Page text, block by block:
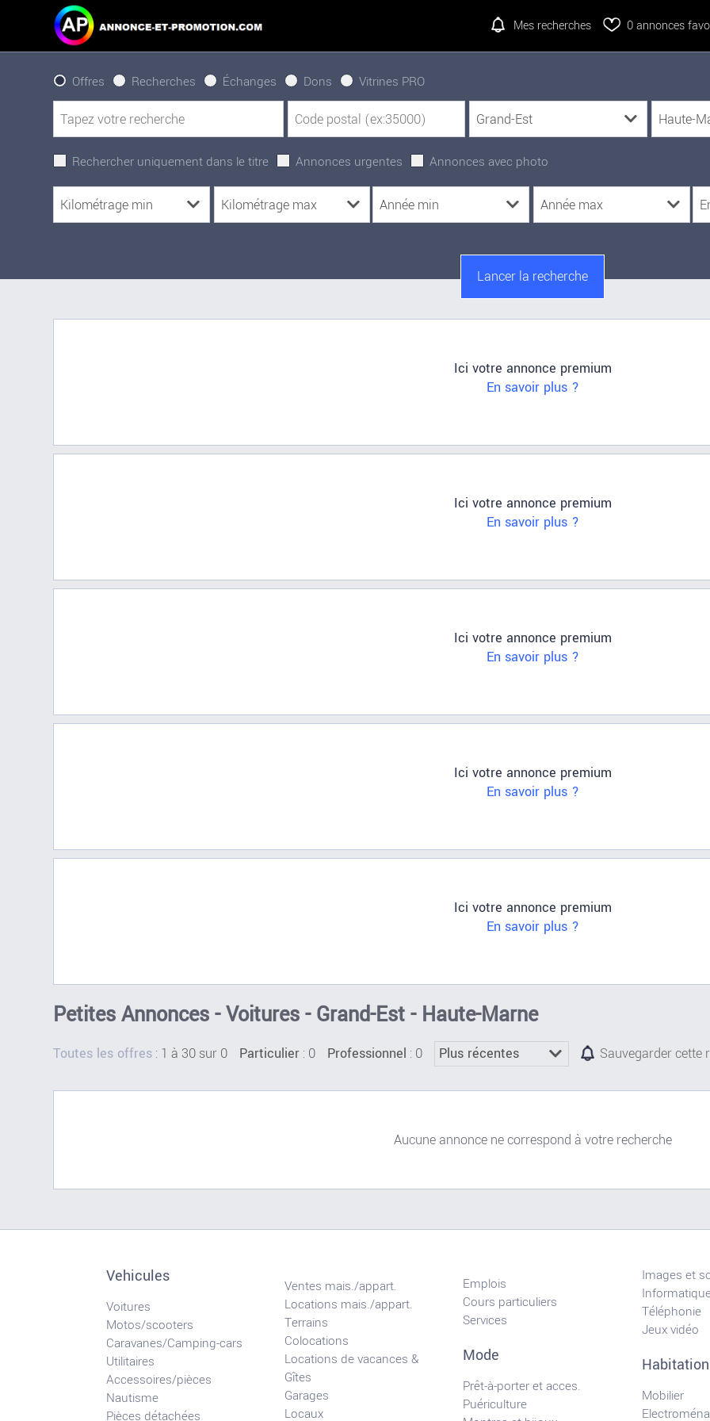
Mes recherches 0annonces
Offres Recherches Échanges Dons Vitrines PRO
Rechercher uniquement dans le titre Annonces urgentes Annonces avec photo
Ici votre annonce premium
En savoir plus ?
Ici votre annonce premium
En savoir plus ?
Ici votre annonce premium
En savoir plus ?
Ici votre annonce premium
En savoir plus ?
Ici votre annonce premium
En savoir plus ?
Petites Annonces - Voitures - Grand-Est - Haute-Marne
Toutes les offres : 1 à 30 sur 0 Particulier : 0 Professionnel : 0 Sauvegarder cette
Aucune annonce ne correspond à votre recherche
Vehicules
Voitures
Motos/scooters
Caravanes/Camping-cars
Utilitaires
Accessoires/pièces
Nautisme
Pièces détachées
Ventes mais./appart.
Locations mais./appart.
Terrains
Colocations
Locations de vacances &
Gîtes
Garages
Locaux
Emplois
Cours particuliers
Services
Mode
Prêt-à-porter et acces.
Puériculture
Images et
Téléphonie
Jeux vidéo
Habitation
Mobilier